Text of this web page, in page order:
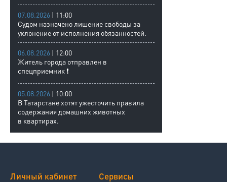
07.08.2026 | 11:00
Судом назначено лишение свободы за
уклонение от исполнения обязанностей.
06.08.2026 | 12:00
Житель города отправлен в
спецприемник ❗
05.08.2026 | 10:00
В Татарстане хотят ужесточить правила
содержания домашних животных
в квартирах.
Личный кабинет Сервисы